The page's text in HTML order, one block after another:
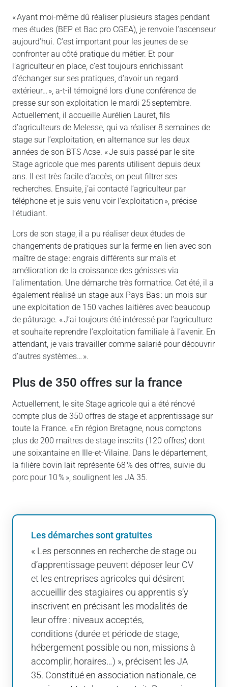
« Ayant moi-même dû réaliser plusieurs stages pendant
mes études (BEP et Bac pro CGEA), je renvoie l’ascenseur
aujourd’hui. C’est important pour les jeunes de se
confronter au côté pratique du métier. Et pour
l’agriculteur en place, c’est toujours enrichissant
d’échanger sur ses pratiques, d’avoir un regard
extérieur… », a-t-il témoigné lors d’une conférence de
presse sur son exploitation le mardi 25 septembre.
Actuellement, il accueille Aurélien Lauret, fils
d’agriculteurs de Melesse, qui va réaliser 8 semaines de
stage sur l’exploitation, en alternance sur les deux
années de son BTS Acse. « Je suis passé par le site
Stage agricole que mes parents utilisent depuis deux
ans. Il est très facile d’accès, on peut filtrer ses
recherches. Ensuite, j’ai contacté l’agriculteur par
téléphone et je suis venu voir l’exploitation », précise
l’étudiant.
Lors de son stage, il a pu réaliser deux études de
changements de pratiques sur la ferme en lien avec son
maître de stage : engrais différents sur maïs et
amélioration de la croissance des génisses via
l’alimentation. Une démarche très formatrice. Cet été, il a
également réalisé un stage aux Pays-Bas : un mois sur
une exploitation de 150 vaches laitières avec beaucoup
de pâturage. « J’ai toujours été intéressé par l’agriculture
et souhaite reprendre l’exploitation familiale à l’avenir. En
attendant, je vais travailler comme salarié pour découvrir
d’autres systèmes… ».
plus de 350 offres sur la france
Actuellement, le site Stage agricole qui a été rénové
compte plus de 350 offres de stage et apprentissage sur
toute la France. « En région Bretagne, nous comptons
plus de 200 maîtres de stage inscrits (120 offres) dont
une soixantaine en Ille-et-Vilaine. Dans le département,
la filière bovin lait représente 68 % des offres, suivie du
porc pour 10 % », soulignent les JA 35.
Les démarches sont gratuites
« Les personnes en recherche de stage ou
d’apprentissage peuvent déposer leur CV
et les entreprises agricoles qui désirent
accueillir des stagiaires ou apprentis s’y
inscrivent en précisant les modalités de
leur offre : niveaux acceptés,
conditions (durée et période de stage,
hébergement possible ou non, missions à
accomplir, horaires…) », précisent les JA
35. Constitué en association nationale, ce